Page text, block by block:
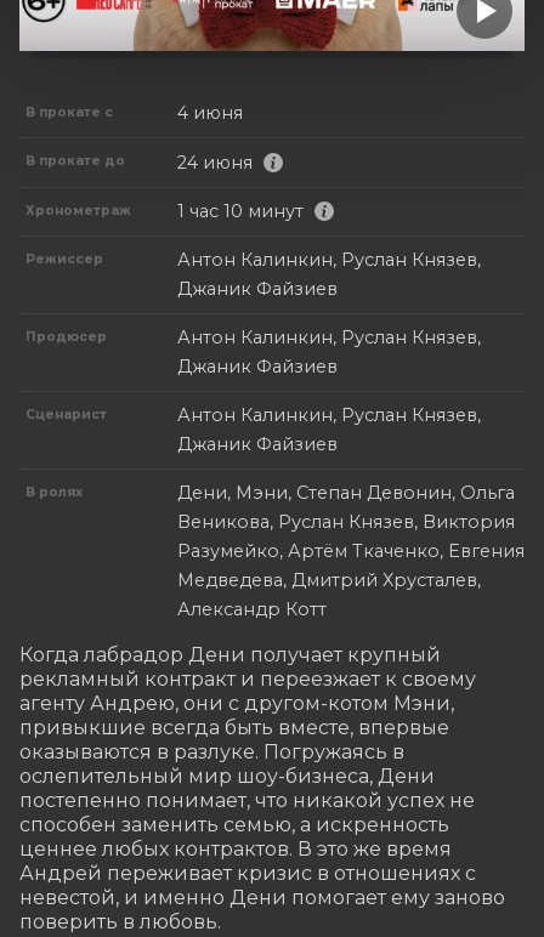
В прокате с 4 июня
В прокате до 24 июня
Хронометраж 1 час 10 минут
Режиссер
Антон Калинкин, Руслан Князев,
Джаник Файзиев
Продюсер
Антон Калинкин, Руслан Князев,
Джаник Файзиев
Сценарист
Антон Калинкин, Руслан Князев,
Джаник Файзиев
В ролях
Дени, Мэни, Степан Девонин, Ольга
Веникова, Руслан Князев, Виктория
Разумейко, Артём Ткаченко, Евгения
Медведева, Дмитрий Хрусталев,
Александр Котт
Когда лабрадор Дени получает крупный
рекламный контракт и переезжает к своему
агенту Андрею, они с другом-котом Мэни,
привыкшие всегда быть вместе, впервые
оказываются в разлуке. Погружаясь в
ослепительный мир шоу-бизнеса, Дени
постепенно понимает, что никакой успех не
способен заменить семью, а искренность
ценнее любых контрактов. В это же время
Андрей переживает кризис в отношениях с
невестой, и именно Дени помогает ему заново
поверить в любовь.